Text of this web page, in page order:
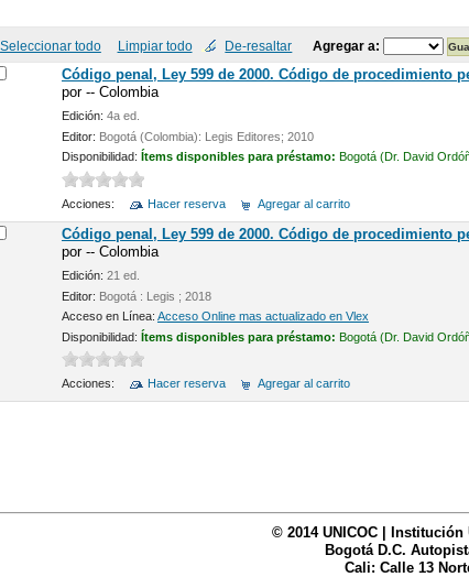
Seleccionar todo Limpiar todo De-resaltar Agregar a:
Código penal, Ley 599 de 2000. Código de procedimiento
por -- Colombia
Edición: 4a ed.
Editor: Bogotá (Colombia): Legis Editores; 2010
Disponibilidad: Ítems disponibles para préstamo: Bogotá (Dr. David
Acciones: Hacer reserva Agregar al carrito
Código penal, Ley 599 de 2000. Código de procedimiento
por -- Colombia
Edición: 21 ed.
Editor: Bogotá : Legis ; 2018
Acceso en Línea: Acceso Online mas actualizado en Vlex
Disponibilidad: Ítems disponibles para préstamo: Bogotá (Dr. David
Acciones: Hacer reserva Agregar al carrito
© 2014 UNICOC |
Bogotá D.C.
Cali: Calle 13